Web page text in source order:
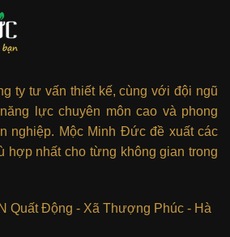
ty tư vấn thiết kế, cùng với đội ngũ
lực chuyên môn cao và phong
nghiệp. Mộc Minh Đức đề xuất các
hợp nhất cho từng không gian trong
Quất Động - Xã Thượng Phúc - Hà